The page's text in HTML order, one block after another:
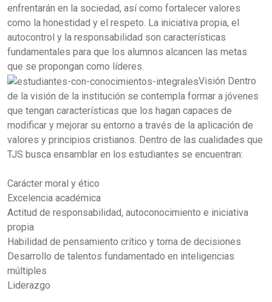
enfrentarán en la sociedad, así como fortalecer valores
como la honestidad y el respeto. La iniciativa propia, el
autocontrol y la responsabilidad son características
fundamentales para que los alumnos alcancen las metas
que se propongan como líderes.
Visión Dentro
de la visión de la institución se contempla formar a jóvenes
que tengan características que los hagan capaces de
modificar y mejorar su entorno a través de la aplicación de
valores y principios cristianos. Dentro de las cualidades que
TJS busca ensamblar en los estudiantes se encuentran:
Carácter moral y ético
Excelencia académica
Actitud de responsabilidad, autoconocimiento e iniciativa
propia
Habilidad de pensamiento crítico y toma de decisiones
Desarrollo de talentos fundamentado en inteligencias
múltiples
Liderazgo